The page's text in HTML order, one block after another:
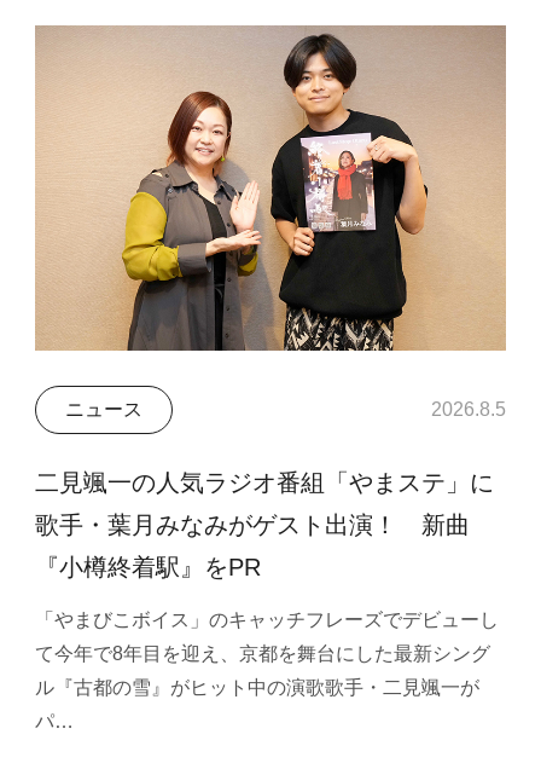
ニュース 2026.8.5
二見颯一の人気ラジオ番組「やまステ」に
歌手・葉月みなみがゲスト出演！ 新曲
『小樽終着駅』をPR
「やまびこボイス」のキャッチフレーズでデビューし
て今年で8年目を迎え、京都を舞台にした最新シング
ル『古都の雪』がヒット中の演歌歌手・二見颯一が
パ…